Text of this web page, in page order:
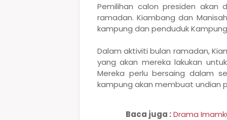
Pemilihan calon presiden
ramadan.Kiambang dan
kampung dan penduduk
Dalam aktiviti bulan ramadan,
yang akan mereka lakukan
Mereka perlu bersaing dalam
kampung akan membuat undian
Baca juga :Drama